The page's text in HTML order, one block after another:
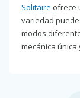
Solitaire ofrece
variedad
modos
mecánica única